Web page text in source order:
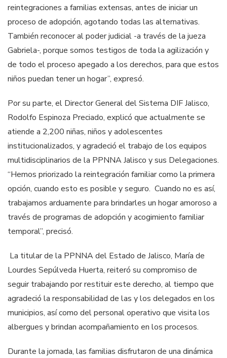
reintegraciones a familias extensas, antes de iniciar un
proceso de adopción, agotando todas las alternativas.
También reconocer al poder judicial -a través de la jueza
Gabriela-, porque somos testigos de toda la agilización y
de todo el proceso apegado a los derechos, para que estos
niños puedan tener un hogar”, expresó.
Por su parte, el Director General del Sistema DIF Jalisco,
Rodolfo Espinoza Preciado, explicó que actualmente se
atiende a 2,200 niñas, niños y adolescentes
institucionalizados, y agradeció el trabajo de los equipos
multidisciplinarios de la PPNNA Jalisco y sus Delegaciones.
“Hemos priorizado la reintegración familiar como la primera
opción, cuando esto es posible y seguro. Cuando no es así,
trabajamos arduamente para brindarles un hogar amoroso a
través de programas de adopción y acogimiento familiar
temporal”, precisó.
La titular de la PPNNA del Estado de Jalisco, María de
Lourdes Sepúlveda Huerta, reiteró su compromiso de
seguir trabajando por restituir este derecho, al tiempo que
agradeció la responsabilidad de las y los delegados en los
municipios, así como del personal operativo que visita los
albergues y brindan acompañamiento en los procesos.
Durante la jornada, las familias disfrutaron de una dinámica